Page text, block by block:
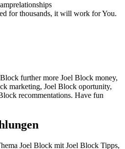
for thousands, it will work for You.
further more Joel Block money,
marketing, Joel Block oportunity,
recommentations. Have fun
Joel Block mit Joel Block Tipps,